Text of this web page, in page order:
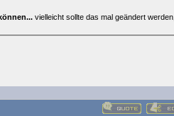
vielleicht sollte das mal geändert werden,